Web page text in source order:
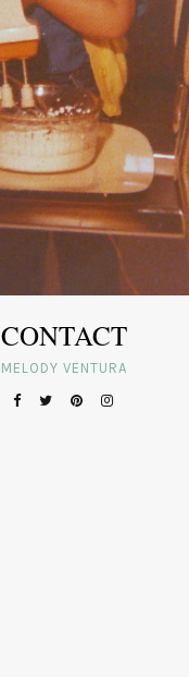
CONTACT
MELODY VENTURA